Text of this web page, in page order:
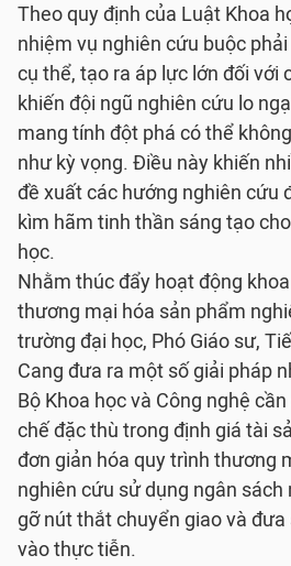
Theo quy định của Luật Khoa
nhiệm vụ nghiên cứu buộc
cụ thể, tạo ra áp lực lớn đối với
khiến đội ngũ nghiên cứu lo
mang tính đột phá có thể
như kỳ vọng. Điều này khiến
đề xuất các hướng nghiên cứu
kìm hãm tinh thần sáng tạo
học.
Nhằm thúc đẩy hoạt động
thương mại hóa sản phẩm
trường đại học, Phó Giáo sư,
Cang đưa ra một số giải pháp
Bộ Khoa học và Công nghệ
chế đặc thù trong định giá tài
đơn giản hóa quy trình thương
nghiên cứu sử dụng ngân
gỡ nút thắt chuyển giao và
vào thực tiễn.